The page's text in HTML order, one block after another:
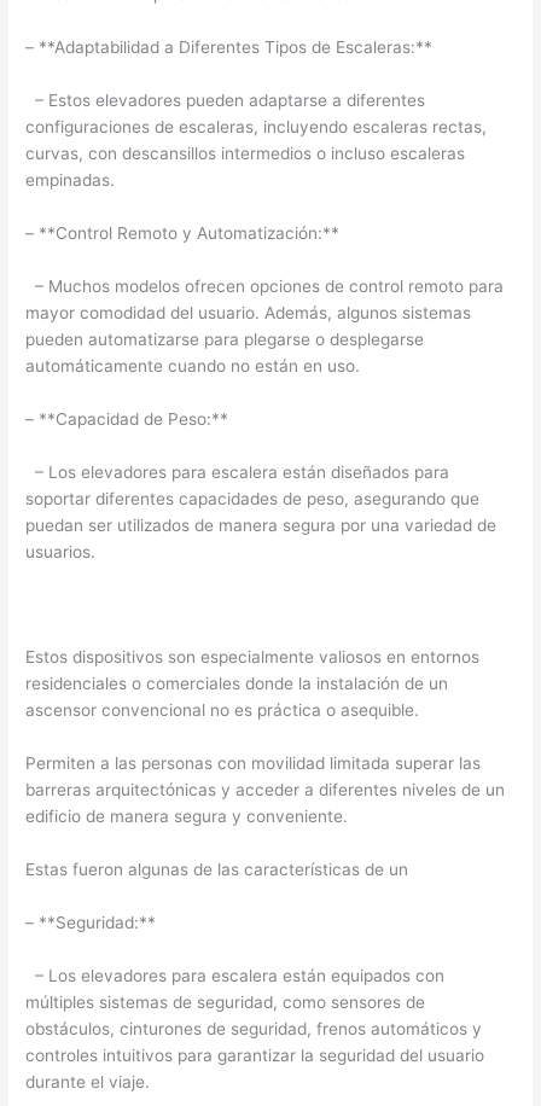
– **Adaptabilidad a Diferentes Tipos de Escaleras:**
– Estos elevadores pueden adaptarse a diferentes
configuraciones de escaleras, incluyendo escaleras rectas,
curvas, con descansillos intermedios o incluso escaleras
empinadas.
– **Control Remoto y Automatización:**
– Muchos modelos ofrecen opciones de control remoto para
mayor comodidad del usuario. Además, algunos sistemas
pueden automatizarse para plegarse o desplegarse
automáticamente cuando no están en uso.
– **Capacidad de Peso:**
– Los elevadores para escalera están diseñados para
soportar diferentes capacidades de peso, asegurando que
puedan ser utilizados de manera segura por una variedad de
usuarios.
Estos dispositivos son especialmente valiosos en entornos
residenciales o comerciales donde la instalación de un
ascensor convencional no es práctica o asequible.
Permiten a las personas con movilidad limitada superar las
barreras arquitectónicas y acceder a diferentes niveles de un
edificio de manera segura y conveniente.
Estas fueron algunas de las características de un
– **Seguridad:**
– Los elevadores para escalera están equipados con
múltiples sistemas de seguridad, como sensores de
obstáculos, cinturones de seguridad, frenos automáticos y
controles intuitivos para garantizar la seguridad del usuario
durante el viaje.